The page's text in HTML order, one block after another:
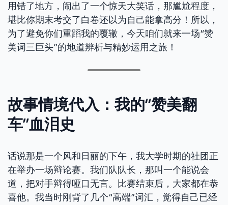
用错了地方，闹出了一个惊天大笑话，那尴尬程度，
堪比你期末考交了白卷还以为自己能拿高分！所以，
为了避免你们重蹈我的覆辙，今天咱们就来一场“赞
美词三巨头”的地道辨析与精妙运用之旅！
故事情境代入：我的“赞美翻
车”血泪史
话说那是一个风和日丽的下午，我大学时期的社团正
在举办一场辩论赛。我们队队长，那叫一个能说会
道，把对手辩得哑口无言。比赛结束后，大家都在恭
喜他。我当时刚背了几个“高端”词汇，觉得自己已经